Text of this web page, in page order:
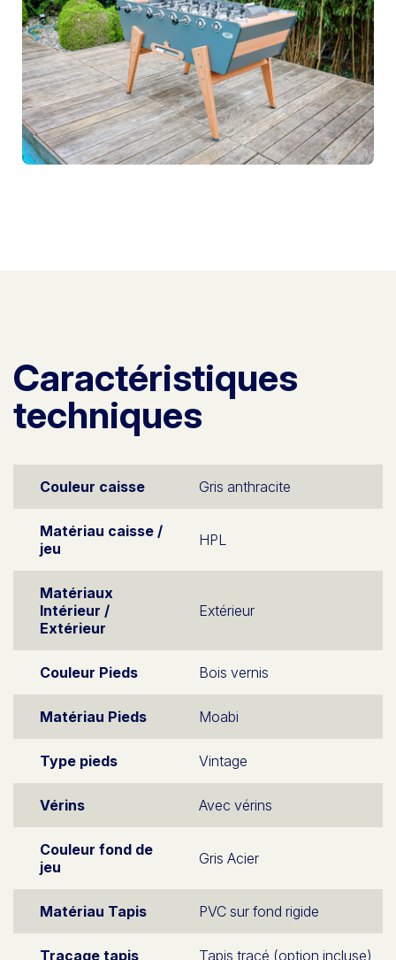
Caractéristiques
techniques
Couleur caisse Gris anthracite
Matériau caisse /
jeu
HPL
Matériaux
Intérieur /
Extérieur
Extérieur
Couleur Pieds Bois vernis
Matériau Pieds Moabi
Type pieds Vintage
Vérins Avec vérins
Couleur fond de
jeu
Gris Acier
Matériau Tapis PVC sur fond rigide
Traçage tapis Tapis tracé (option incluse)